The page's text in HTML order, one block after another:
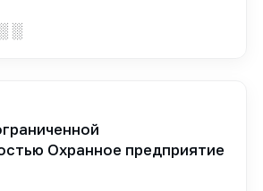
░
Охранное предприятие